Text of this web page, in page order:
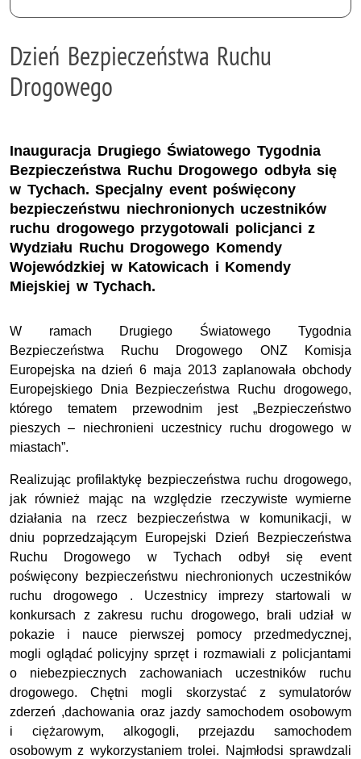
Dzień Bezpieczeństwa Ruchu
Drogowego
Inauguracja Drugiego Światowego Tygodnia
Bezpieczeństwa Ruchu Drogowego odbyła się
w Tychach. Specjalny event poświęcony
bezpieczeństwu niechronionych uczestników
ruchu drogowego przygotowali policjanci z
Wydziału Ruchu Drogowego Komendy
Wojewódzkiej w Katowicach i Komendy
Miejskiej w Tychach.
W ramach Drugiego Światowego Tygodnia
Bezpieczeństwa Ruchu Drogowego ONZ Komisja
Europejska na dzień 6 maja 2013 zaplanowała obchody
Europejskiego Dnia Bezpieczeństwa Ruchu drogowego,
którego tematem przewodnim jest „Bezpieczeństwo
pieszych – niechronieni uczestnicy ruchu drogowego w
miastach”.
Realizując profilaktykę bezpieczeństwa ruchu drogowego,
jak również mając na względzie rzeczywiste wymierne
działania na rzecz bezpieczeństwa w komunikacji, w
dniu poprzedzającym Europejski Dzień Bezpieczeństwa
Ruchu Drogowego w Tychach odbył się event
poświęcony bezpieczeństwu niechronionych uczestników
ruchu drogowego . Uczestnicy imprezy startowali w
konkursach z zakresu ruchu drogowego, brali udział w
pokazie i nauce pierwszej pomocy przedmedycznej,
mogli oglądać policyjny sprzęt i rozmawiali z policjantami
o niebezpiecznych zachowaniach uczestników ruchu
drogowego. Chętni mogli skorzystać z symulatorów
zderzeń ,dachowania oraz jazdy samochodem osobowym
i ciężarowym, alkogogli, przejazdu samochodem
osobowym z wykorzystaniem trolei. Najmłodsi sprawdzali